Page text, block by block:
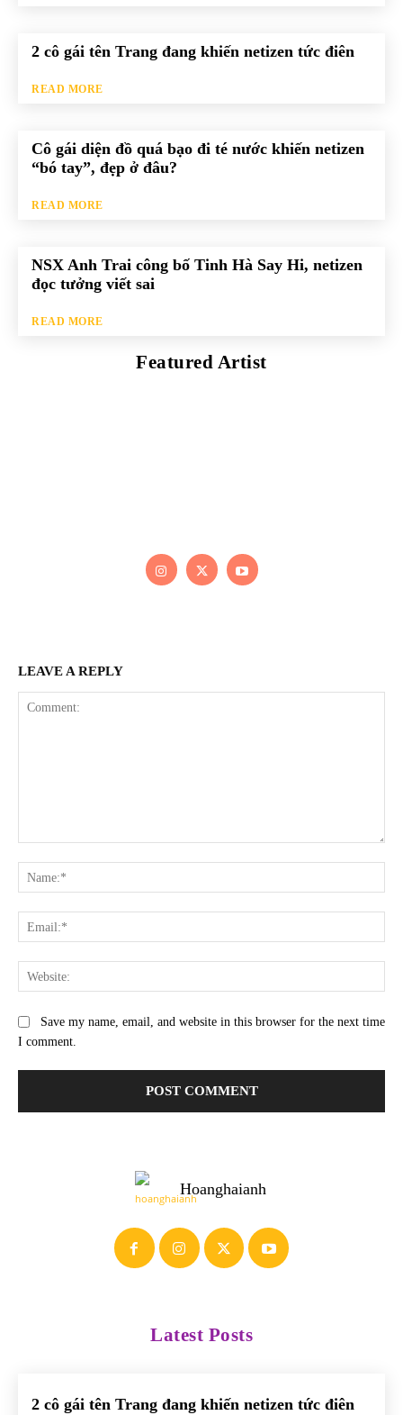
2 cô gái tên Trang đang khiến netizen tức điên
READ MORE
Cô gái diện đồ quá bạo đi té nước khiến netizen
“bó tay”, đẹp ở đâu?
READ MORE
NSX Anh Trai công bố Tinh Hà Say Hi, netizen
đọc tưởng viết sai
READ MORE
Featured Artist
LEAVE A REPLY
Save my name, email, and website in this browser for the next time
I comment.
Hoanghaianh
Latest Posts
2 cô gái tên Trang đang khiến netizen tức điên